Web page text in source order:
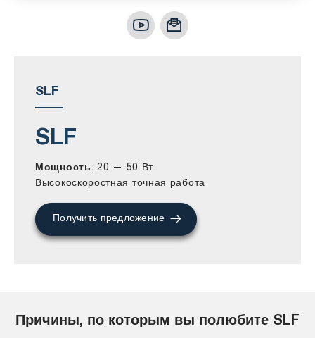
SLF
SLF
Мощность: 20 — 50 Вт
Высокоскоростная точная работа
Получить предложение
Причины, по которым вы полюбите SLF